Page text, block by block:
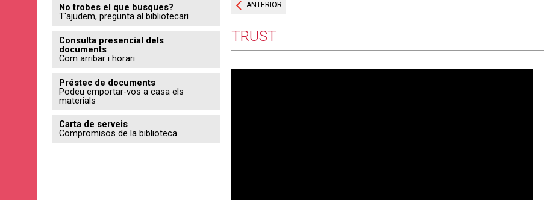
ANTERIOR
TRUST
No trobes el que busques?
T'ajudem, pregunta al bibliotecari
Consulta presencial dels
documents
Com arribar i horari
Préstec de documents
Podeu emportar-vos a casa els
materials
Carta de serveis
Compromisos de la biblioteca